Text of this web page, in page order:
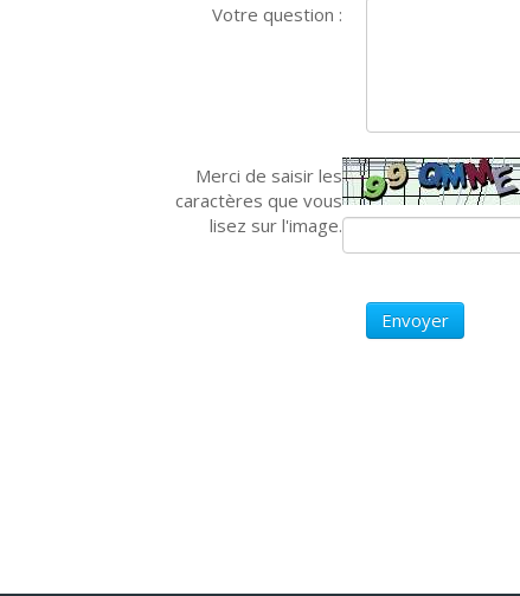
Votre question :
Merci de saisir les
caractères que vous
lisez sur l'image.
Envoyer